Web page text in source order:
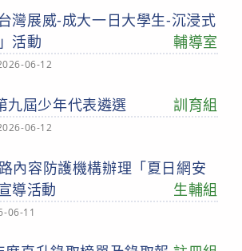
灣展威-成大一日大學生-沉浸式
活動
輔導室
06-12
訓育組
九屆少年代表遴選
06-12
內容防護機構辦理「夏日網安
導活動
生輔組
06-11